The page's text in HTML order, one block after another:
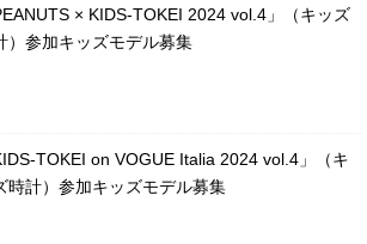
× KIDS-TOKEI 2024 vol.4」（キッズ
）参加キッズモデル募集
TOKEI on VOGUE Italia 2024 vol.4」（キ
時計）参加キッズモデル募集